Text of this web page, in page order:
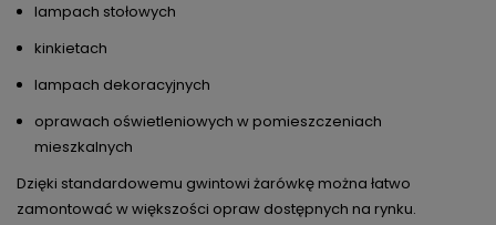
lampach stołowych
kinkietach
lampach dekoracyjnych
oprawach oświetleniowych w pomieszczeniach
mieszkalnych
Dzięki standardowemu gwintowi żarówkę można łatwo
zamontować w większości opraw dostępnych na rynku.